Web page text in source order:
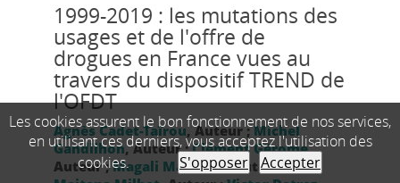
1999-2019 : les mutations des
usages et de l'offre de
drogues en France vues au
travers du dispositif TREND de
l'OFDT
Agnès Cadet-Taïrou, Auteur ;Michel
Gandilhon, Auteur ;Clément Gérome,
Auteur ;Magali Martinez, Auteur ;
Les cookies assurent le bon fonctionnement de nos services,
en utilisant ces derniers, vous acceptez l'utilisation des
cookies.
S'opposer Accepter